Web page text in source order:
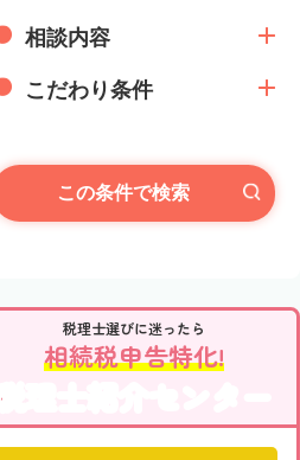
相談内容
こだわり条件
この条件で検索
税理士選びに迷ったら
相続税申告特化!
税理士紹介センター